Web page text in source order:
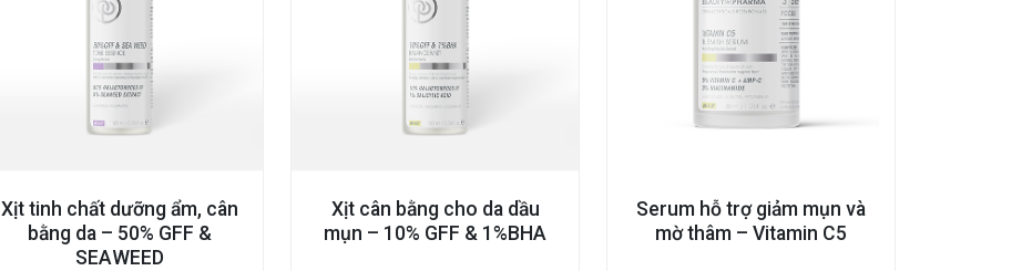
Xịt tinh chất dưỡng ẩm, cân
bằng da – 50% GFF &
SEAWEED
Xịt cân bằng cho da dầu
mụn – 10% GFF & 1%BHA
Serum hỗ trợ giảm mụn và
mờ thâm – Vitamin C5